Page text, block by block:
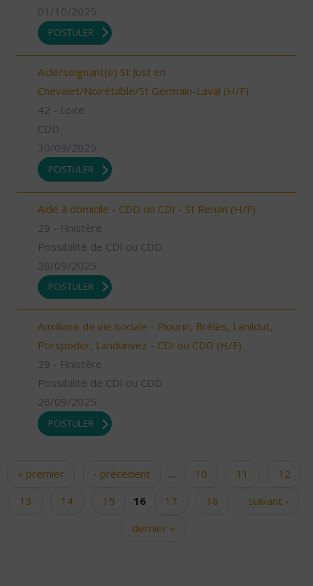
01/10/2025
POSTULER
Aide/soignant(e) St Just en
Chevalet/Noirétable/St Germain-Laval (H/F)
42 - Loire
CDD
30/09/2025
POSTULER
Aide à domicile - CDD ou CDI - St Renan (H/F)
29 - Finistère
Possibilité de CDI ou CDD
26/09/2025
POSTULER
Auxiliaire de vie sociale - Plourin, Brélès, Lanildut,
Porspoder, Landunvez - CDI ou CDD (H/F)
29 - Finistère
Possibilité de CDI ou CDD
26/09/2025
POSTULER
Pages
« premier ‹ précédent … 10 11
12
13
14 15 16 17 18
suivant ›
dernier »